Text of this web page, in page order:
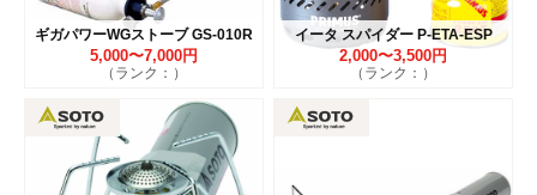
ギガパワーWGストーブ GS-010R
5,000〜7,000円
（ランク：）
イータ スパイダー P-ETA-ESP
2,000〜3,500円
（ランク：）